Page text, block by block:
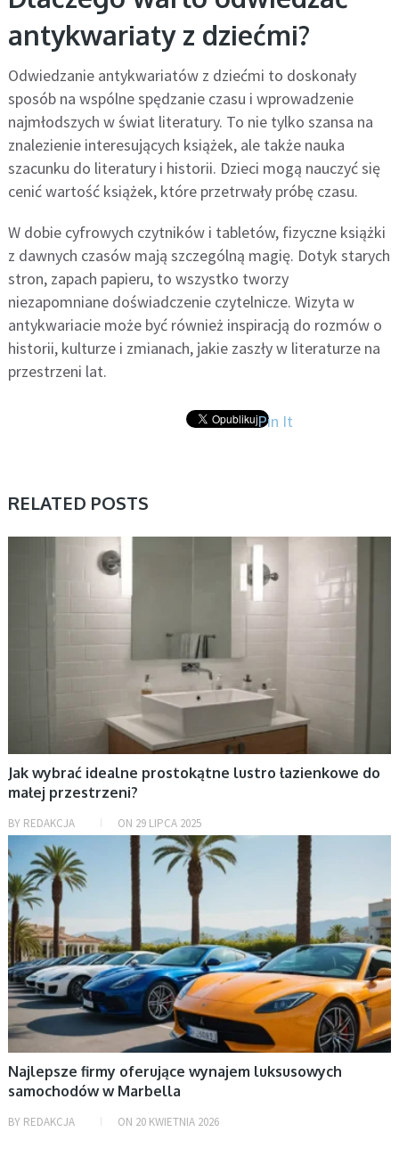
antykwariaty z dziećmi?
Odwiedzanie antykwariatów z dziećmi to doskonały
sposób na wspólne spędzanie czasu i wprowadzenie
najmłodszych w świat literatury. To nie tylko szansa na
znalezienie interesujących książek, ale także nauka
szacunku do literatury i historii. Dzieci mogą nauczyć się
cenić wartość książek, które przetrwały próbę czasu.
W dobie cyfrowych czytników i tabletów, fizyczne książki
z dawnych czasów mają szczególną magię. Dotyk starych
stron, zapach papieru, to wszystko tworzy
niezapomniane doświadczenie czytelnicze. Wizyta w
antykwariacie może być również inspiracją do rozmów o
historii, kulturze i zmianach, jakie zaszły w literaturze na
przestrzeni lat.
Pin It
RELATED POSTS
Jak wybrać idealne prostokątne lustro łazienkowe do
małej przestrzeni?
BY REDAKCJA ON 29 LIPCA 2025
BEZ KATEGORII
Najlepsze firmy oferujące wynajem luksusowych
samochodów w Marbella
BY REDAKCJA ON 20 KWIETNIA 2026